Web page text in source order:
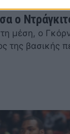
ο
μέση, ο
της βασικής